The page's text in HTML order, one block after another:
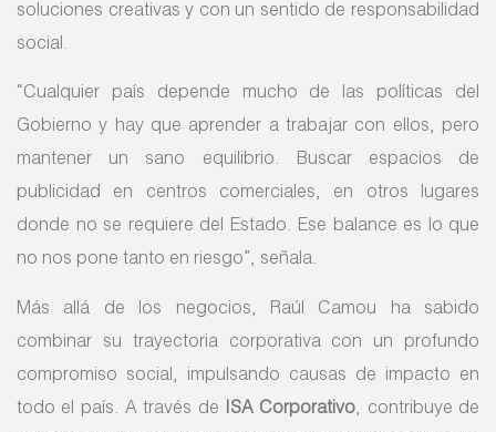
soluciones creativas y con un sentido de responsabilidad
social.
“Cualquier país depende mucho de las políticas del
Gobierno y hay que aprender a trabajar con ellos, pero
mantener un sano equilibrio. Buscar espacios de
publicidad en centros comerciales, en otros lugares
donde no se requiere del Estado. Ese balance es lo que
no nos pone tanto en riesgo”, señala.
Más allá de los negocios, Raúl Camou ha sabido
combinar su trayectoria corporativa con un profundo
compromiso social, impulsando causas de impacto en
todo el país. A través de ISA Corporativo, contribuye de